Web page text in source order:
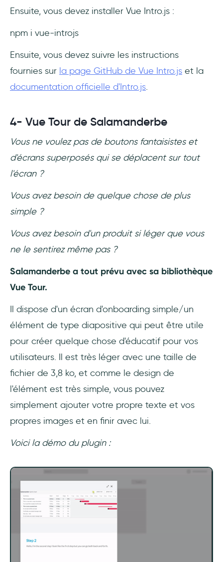
Ensuite, vous devez installer Vue Intro.js :
npm i vue-introjs
Ensuite, vous devez suivre les instructions
fournies sur la page GitHub de Vue Intro.js et la
documentation officielle d'Intro.js.
4- Vue Tour de Salamanderbe
Vous ne voulez pas de boutons fantaisistes et
d'écrans superposés qui se déplacent sur tout
l'écran ?
Vous avez besoin de quelque chose de plus
simple ?
Vous avez besoin d'un produit si léger que vous
ne le sentirez même pas ?
Salamanderbe a tout prévu avec sa bibliothèque
Vue Tour.
Il dispose d'un écran d'onboarding simple/un
élément de type diapositive qui peut être utile
pour créer quelque chose d'éducatif pour vos
utilisateurs. Il est très léger avec une taille de
fichier de 3,8 ko, et comme le design de
l'élément est très simple, vous pouvez
simplement ajouter votre propre texte et vos
propres images et en finir avec lui.
Voici la démo du plugin :